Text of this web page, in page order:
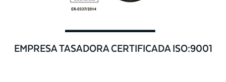
EMPRESA TASADORA CERTIFICADA ISO:9001